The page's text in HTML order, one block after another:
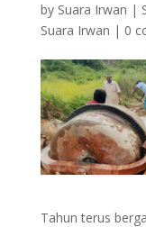
by Suara Irwan |
Suara Irwan | 0
Tahun terus